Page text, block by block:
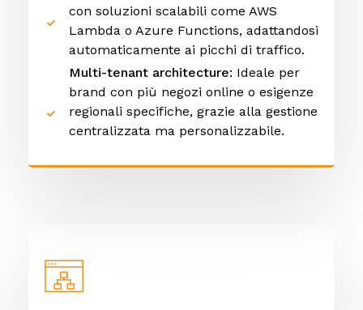
con soluzioni scalabili come AWS
Lambda o Azure Functions, adattandosi
automaticamente ai picchi di traffico.
Multi-tenant architecture: Ideale per
brand con più negozi online o esigenze
regionali specifiche, grazie alla gestione
centralizzata ma personalizzabile.